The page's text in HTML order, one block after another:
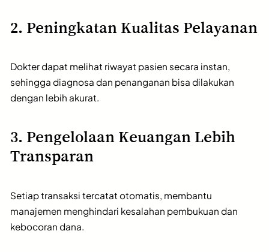
2. Peningkatan Kualitas Pelayanan
Dokter dapat melihat riwayat pasien secara instan,
sehingga diagnosa dan penanganan bisa dilakukan
dengan lebih akurat.
3. Pengelolaan Keuangan Lebih
Transparan
Setiap transaksi tercatat otomatis, membantu
manajemen menghindari kesalahan pembukuan dan
kebocoran dana.